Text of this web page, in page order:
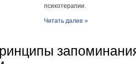
психотерапии.
Читать далее »